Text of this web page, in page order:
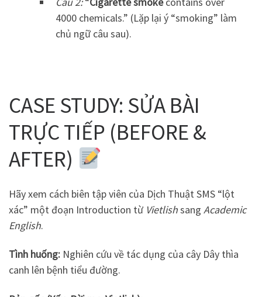
4000 chemicals.” (Lặp lại ý “smoking” làm
chủ ngữ câu sau).
CASE STUDY: SỬA BÀI
TRỰC TIẾP (BEFORE &
AFTER)
Hãy xem cách biên tập viên của Dịch Thuật SMS “lột
xác” một đoạn Introduction từ Vietlishsang Academic
English.
Tình huống: Nghiên cứu về tác dụng của cây Dây thìa
canh lên bệnh tiểu đường.